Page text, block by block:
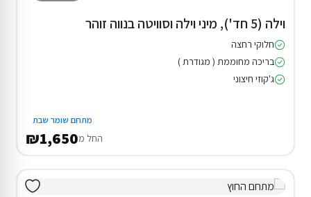
וילה (5 חד'), מיני וילה וסוויטה בנווה זוהר
חלוקי רחצה
בריכה מחוממת ( מגודרת )
ג'קוזי חיצוני
מתחם שומר שבת
החל מ₪1,650